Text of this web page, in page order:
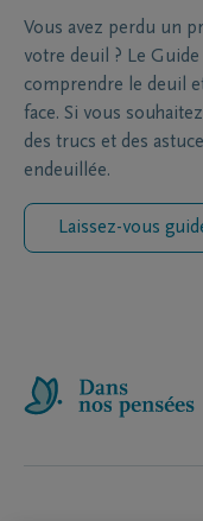
Vous avez perdu un
votre deuil ? Le
comprendre le deuil
face. Si vous
des trucs et des
endeuillée.
Laissez-vous